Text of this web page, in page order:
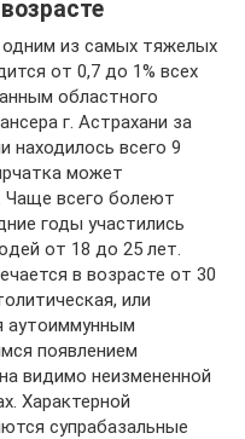
одним из самых тяжелых
от 0,7 до 1% всех
областного
г. Астрахани за
находилось всего 9
может
Чаще всего болеют
годы участились
от 18 до 25 лет.
в возрасте от 30
или
аутоиммунным
появлением
видимо неизмененной
Характерной
супрабазальные